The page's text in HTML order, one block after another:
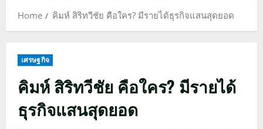
Home คิมห์ สิริทวีชัย คือใคร? มีรายได้ธุรกิจแสนสุดยอด
เศรษฐกิจ
คิมห์ สิริทวีชัย คือใคร? มีรายได้
ธุรกิจแสนสุดยอด